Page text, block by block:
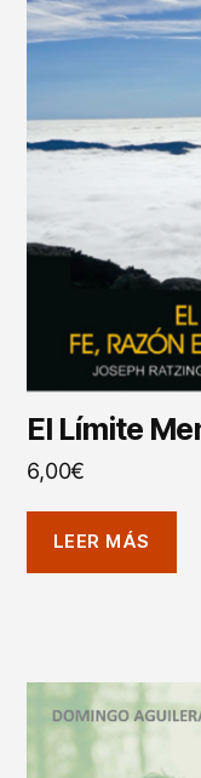
El Límite
6,00€
LEER MÁS